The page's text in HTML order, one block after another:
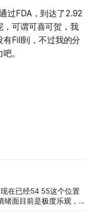
过FDA，到达了2.92
，可谓可喜可贺，我
Fill到，不过我的分
。
55这个位置
绪面目前是极度乐观，反